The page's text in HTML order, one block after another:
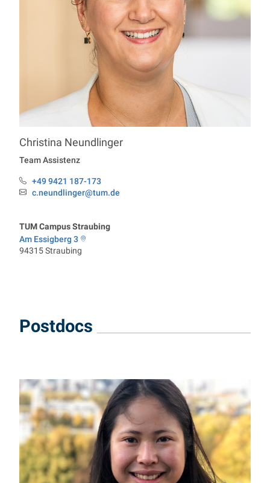
Christina Neundlinger
Professur Economics
Team Assistenz
Telefon:
+49 9421 187-173
Email:c.neundlinger@tum.de
TUM Campus Straubing
Am Essigberg 3
94315Straubing
Postdocs